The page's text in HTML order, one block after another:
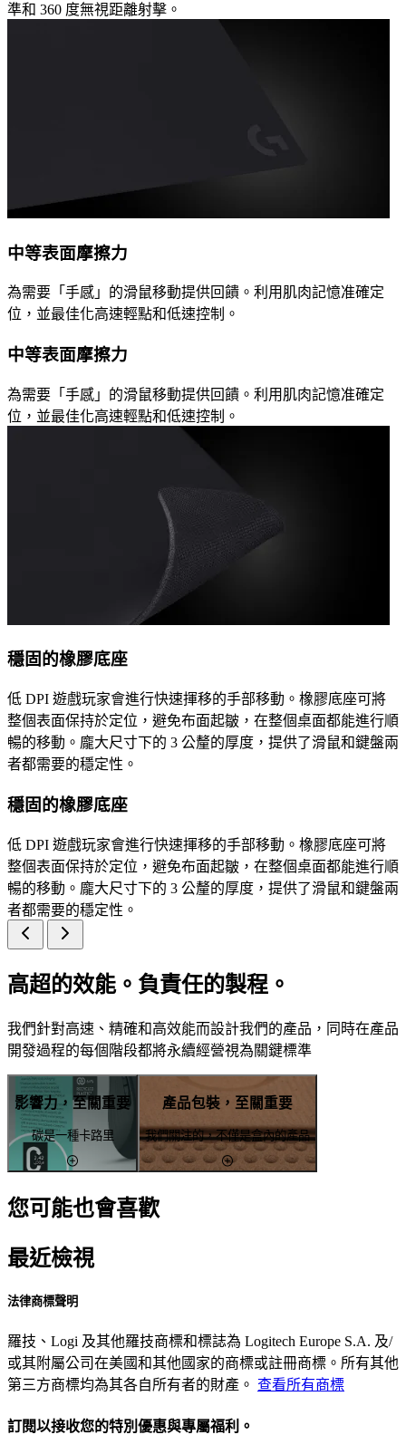
準和 360 度無視距離射擊。
中等表面摩擦力
為需要「手感」的滑鼠移動提供回饋。利用肌肉記憶准確定
位，並最佳化高速輕點和低速控制。
中等表面摩擦力
為需要「手感」的滑鼠移動提供回饋。利用肌肉記憶准確定
位，並最佳化高速輕點和低速控制。
穩固的橡膠底座
低 DPI 遊戲玩家會進行快速揮移的手部移動。橡膠底座可將
整個表面保持於定位，避免布面起皺，在整個桌面都能進行順
暢的移動。龐大尺寸下的 3 公釐的厚度，提供了滑鼠和鍵盤兩
者都需要的穩定性。
穩固的橡膠底座
低 DPI 遊戲玩家會進行快速揮移的手部移動。橡膠底座可將
整個表面保持於定位，避免布面起皺，在整個桌面都能進行順
暢的移動。龐大尺寸下的 3 公釐的厚度，提供了滑鼠和鍵盤兩
者都需要的穩定性。
高超的效能。負責任的製程。
我們針對高速、精確和高效能而設計我們的產品，同時在產品
開發過程的每個階段都將永續經營視為關鍵標準
影響力，至關重要
碳是一種卡路里
產品包裝，至關重要
我們關注的，不僅是盒內的產品
您可能也會喜歡
最近檢視
法律商標聲明
羅技、Logi 及其他羅技商標和標誌為 Logitech Europe S.A. 及/
或其附屬公司在美國和其他國家的商標或註冊商標。所有其他
第三方商標均為其各自所有者的財產。 查看所有商標
訂閱以接收您的特別優惠與專屬福利。